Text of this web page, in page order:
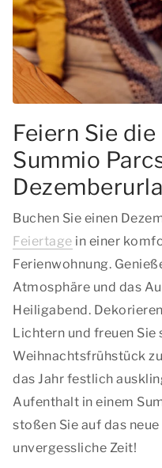
Feiern Sie
Summio
Buchen Sie einen
Feiertage in einer
Ferienwohnung.
Atmosphäre und das
Heiligabend.
Lichtern und freuen Sie
Weihnachtsfrühstück
das Jahr festlich
Aufenthalt in einem
stoßen Sie auf das
unvergessliche Zeit!